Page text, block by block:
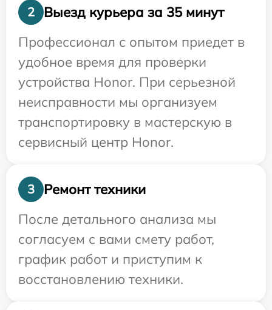
2
Выезд курьера за 35 минут
Профессионал с опытом приедет в
удобное время для проверки
устройства Honor. При серьезной
неисправности мы организуем
транспортировку в мастерскую в
сервисный центр Honor.
3
Ремонт техники
После детального анализа мы
согласуем с вами смету работ,
график работ и приступим к
восстановлению техники.